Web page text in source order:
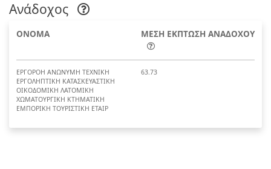
Ανάδοχος
ΟΝΟΜΑ ΜΕΣΗ ΕΚΠΤΩΣΗ ΑΝΑΔΟΧΟΥ
ΕΡΓΟΡΟΗ ΑΝΩΝΥΜΗ ΤΕΧΝΙΚΗ
ΕΡΓΟΛΗΠΤΙΚΗ ΚΑΤΑΣΚΕΥΑΣΤΙΚΗ
ΟΙΚΟΔΟΜΙΚΗ ΛΑΤΟΜΙΚΗ
ΧΩΜΑΤΟΥΡΓΙΚΗ ΚΤΗΜΑΤΙΚΗ
ΕΜΠΟΡΙΚΗ ΤΟΥΡΙΣΤΙΚΗ ΕΤΑΙΡ
63.73